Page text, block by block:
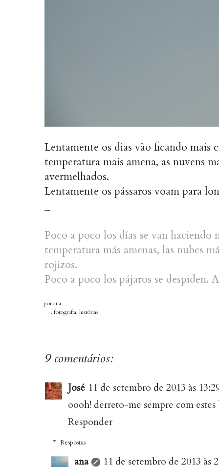
Lentamente os dias vão ficando mais
temperatura mais amena, as nuvens
avermelhados.
Lentamente os pássaros voam para
Poco a poco los días se van haciendo
temperatura más amenas, las nubes
rojizos.
Poco a poco los pájaros se despiden.
porana
. fotografia, histórias
9 comentários:
José 11 de setembro de 2013 às
oooh! derreto-me sempre com
Responder
Respostas
ana 11 de setembro de 2013 às